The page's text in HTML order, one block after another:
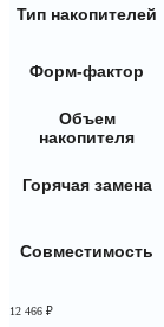
Тип накопителей
Форм-фактор
Объем
накопителя
Горячая замена
Совместимость
12 466 ₽